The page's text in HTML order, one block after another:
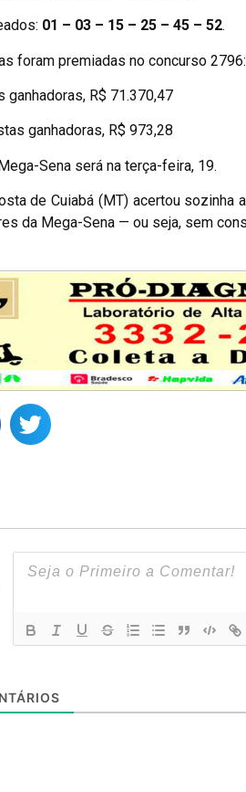
01 – 03 – 15 – 25 – 45 – 52.
foram premiadas no concurso 2796:
ganhadoras, R$ 71.370,47
ganhadoras, R$ 973,28
Sena será na terça-feira, 19.
de Cuiabá (MT) acertou
da Mega-Sena — ou seja, sem